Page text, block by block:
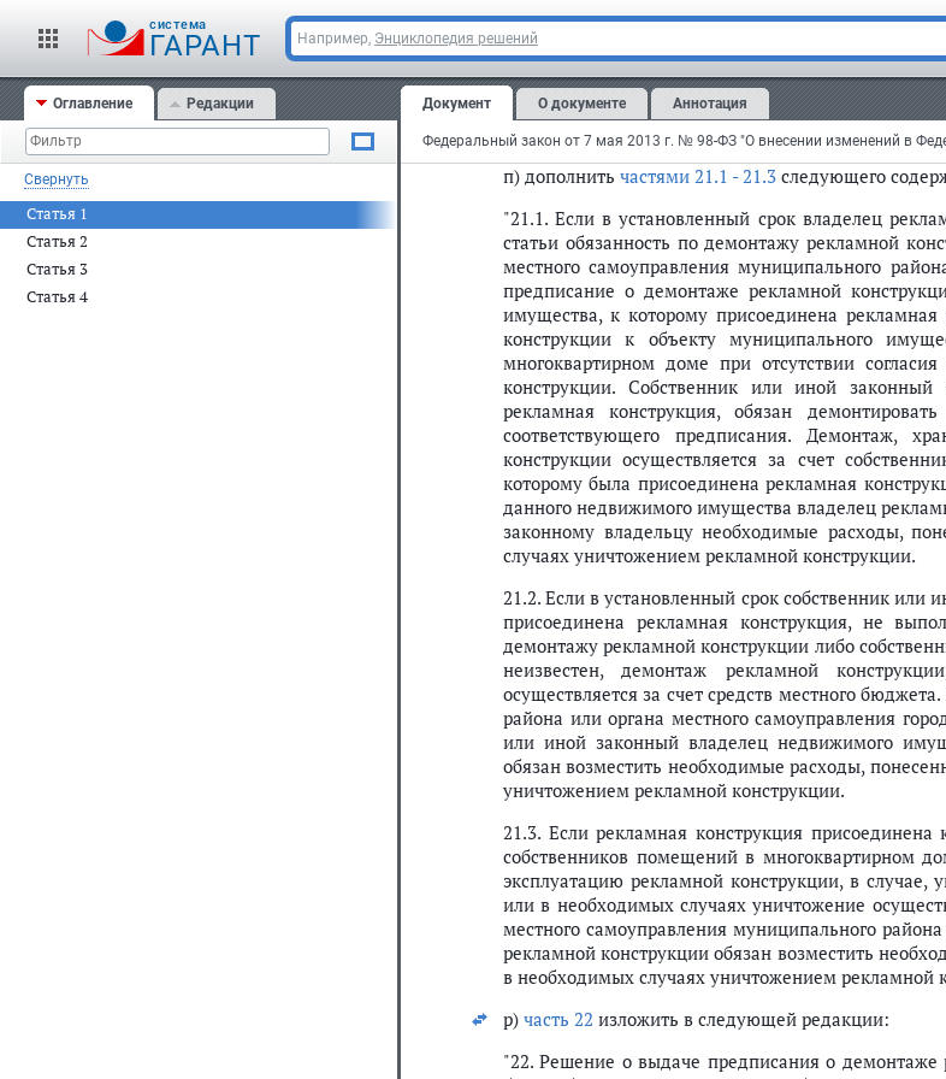
cистема
ГАРАНТ Например, Энциклопедия решений
Оглавление Редакции
Свернуть
Статья 1
Статья 2
Статья 3
Статья 4
Документ О документе Аннотация
"21. Владелец рекламной конструкции обязан
дня выдачи предписания органа местного
самоуправления городского округа о демонтаже
разрешения, срок действия которого не
конструкции, в течение трех дней со дня выдачи
п) дополнить частями 21.1 - 21.3 следующего
"21.1. Если в установленный срок владелец
статьи обязанность по демонтажу рекламной
местного самоуправления муниципального
предписание о демонтаже рекламной
имущества, к которому присоединена
конструкции к объекту муниципального
многоквартирном доме при отсутствии
конструкции. Собственник или иной
рекламная конструкция, обязан
соответствующего предписания. Демонтаж,
конструкции осуществляется за счет
которому была присоединена рекламная
данного недвижимого имущества владелец
законному владельцу необходимые расходы,
случаях уничтожением рекламной конструкции.
21.2. Если в установленный срок собственник
присоединена рекламная конструкция, не
демонтажу рекламной конструкции либо
неизвестен, демонтаж рекламной
осуществляется за счет средств местного
района или органа местного самоуправления
или иной законный владелец недвижимого
обязан возместить необходимые расходы,
уничтожением рекламной конструкции.
21.3. Если рекламная конструкция
собственников помещений в многоквартирном
эксплуатацию рекламной конструкции, в
или в необходимых случаях уничтожение
местного самоуправления муниципального
рекламной конструкции обязан возместить
в необходимых случаях уничтожением рекламной
р) часть 22 изложить в следующей редакции:
"22. Решение о выдаче предписания о демонтаже